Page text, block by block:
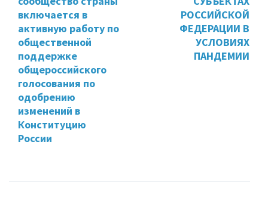
включается в
активную работу по
общественной
поддержке
общероссийского
голосования по
одобрению
изменений в
Конституцию
России
РОССИЙСКОЙ
ФЕДЕРАЦИИ В
УСЛОВИЯХ
ПАНДЕМИИ